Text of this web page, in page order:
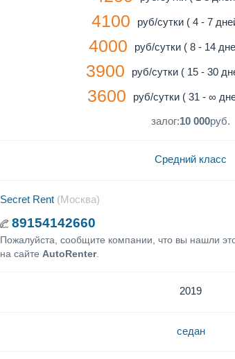
4100 руб/сутки ( 4 - 7
4000 руб/сутки ( 8 - 14
3900 руб/сутки ( 15 - 30
3600 руб/сутки ( 31 - ∞
залог:10 000руб.
Средний класс
Secret Rent (Москва)
89154142660
Пожалуйста, сообщите компании, что вы нашли
на сайтеAutoRenter.
2019
седан